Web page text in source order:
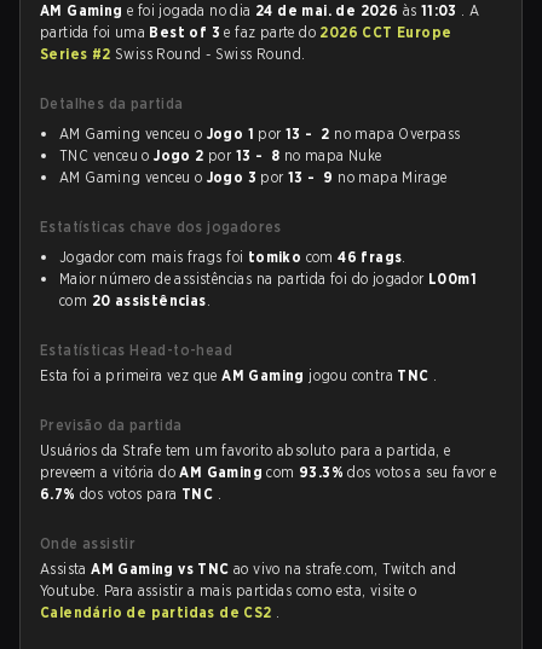
AM Gaming e foi jogada no dia 24 de mai. de 2026 às 11:03 . A
partida foi uma Best of 3e faz parte do 2026 CCT Europe
Series #2 Swiss Round - Swiss Round.
Detalhes da partida
AM Gaming venceu o Jogo 1 por13 - 2 no mapa Overpass
TNC venceu oJogo 2 por 13 - 8 no mapa Nuke
AM Gaming venceu o Jogo 3 por13 - 9 no mapa Mirage
Estatísticas chave dos jogadores
Jogador com mais frags foi tomiko com46 frags.
Maior número de assistências na partida foi do jogador L00m1
com 20 assistências.
Estatísticas Head-to-head
Esta foi a primeira vez queAM Gaming jogou contra TNC .
Previsão da partida
Usuários da Strafe tem um favorito absoluto para a partida, e
preveem a vitória doAM Gamingcom 93.3%dos votos a seu favor e
6.7% dos votos para TNC .
Onde assistir
AssistaAM Gaming vs TNCao vivo na strafe.com, Twitch and
Youtube. Para assistir a mais partidas como esta, visite o
Calendário de partidas de CS2 .